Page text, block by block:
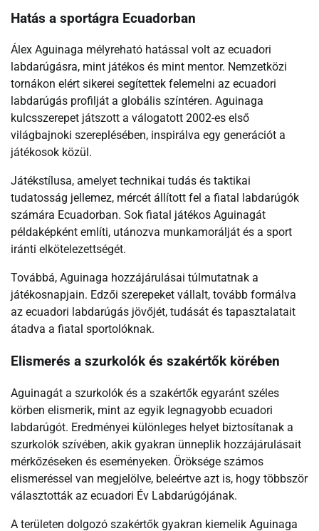
Hatás a sportágra Ecuadorban
Álex Aguinaga mélyreható hatással volt az ecuadori
labdarúgásra, mint játékos és mint mentor. Nemzetközi
tornákon elért sikerei segítettek felemelni az ecuadori
labdarúgás profilját a globális színtéren. Aguinaga
kulcsszerepet játszott a válogatott 2002-es első
világbajnoki szereplésében, inspirálva egy generációt a
játékosok közül.
Játékstílusa, amelyet technikai tudás és taktikai
tudatosság jellemez, mércét állított fel a fiatal labdarúgók
számára Ecuadorban. Sok fiatal játékos Aguinagát
példaképként említi, utánozva munkamorálját és a sport
iránti elkötelezettségét.
Továbbá, Aguinaga hozzájárulásai túlmutatnak a
játékosnapjain. Edzői szerepeket vállalt, tovább formálva
az ecuadori labdarúgás jövőjét, tudását és tapasztalatait
átadva a fiatal sportolóknak.
Elismerés a szurkolók és szakértők körében
Aguinagát a szurkolók és a szakértők egyaránt széles
körben elismerik, mint az egyik legnagyobb ecuadori
labdarúgót. Eredményei különleges helyet biztosítanak a
szurkolók szívében, akik gyakran ünneplik hozzájárulásait
mérkőzéseken és eseményeken. Öröksége számos
elismeréssel van megjelölve, beleértve azt is, hogy többször
választották az ecuadori Év Labdarúgójának.
A területen dolgozó szakértők gyakran kiemelik Aguinaga